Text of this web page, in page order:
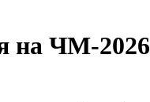
на ЧМ-2026